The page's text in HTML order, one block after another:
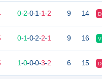
0-2-0-1-1-2 9 14 D
0-1-0-2-2-1 9 16 V
1-0-0-0-3-2 6 15 D